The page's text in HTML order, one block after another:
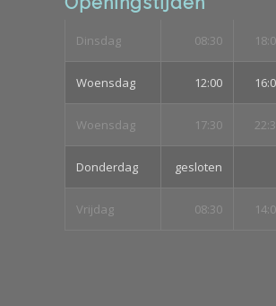
Dinsdag 08:30
Woensdag 12:00
Woensdag 17:30
Donderdag gesloten
Vrijdag 08:30